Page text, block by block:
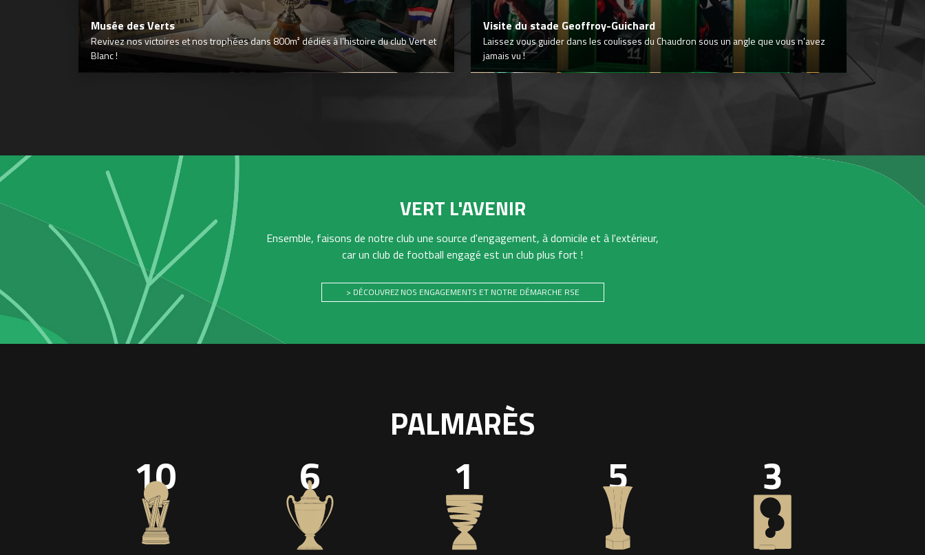
Musée des Verts
Revivez nos victoires et nos trophées dans 800m² dédiés à l’histoire du club Vert et
Blanc !
Visite du stade Geoffroy-Guichard
Laissez vous guider dans les coulisses du Chaudron sous un angle que vous n’avez
jamais vu !
VERT L'AVENIR
Ensemble, faisons de notre club une source d'engagement, à domicile et à l'extérieur,
car un club de football engagé est un club plus fort !
> DÉCOUVREZ NOS ENGAGEMENTS ET NOTRE DÉMARCHE RSE
PALMARÈS
10 6 1 5 3